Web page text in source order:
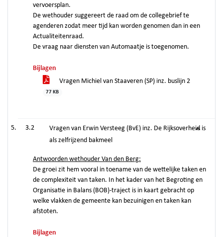
vervoersplan.
De wethouder suggereert de raad om de collegebrief te
agenderen zodat meer tijd kan worden genomen dan in een
Actualiteitenraad.
De vraag naar diensten van Automaatje is toegenomen.
Bijlagen
Vragen Michiel van Staaveren (SP) inz. buslijn 2
77 KB
3.2
Vragen van Erwin Versteeg (BvE) inz. De Rijksoverheid is
als zelfrijzend bakmeel
Antwoorden wethouder Van den Berg:
De groei zit hem vooral in toename van de wettelijke taken en
de complexiteit van taken. In het kader van het Begroting en
Organisatie in Balans (BOB)-traject is in kaart gebracht op
welke vlakken de gemeente kan bezuinigen en taken kan
afstoten.
Bijlagen